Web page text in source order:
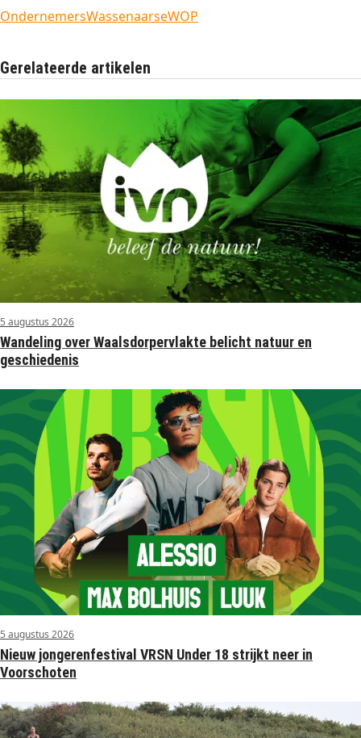
OndernemersWassenaarseWOP
Gerelateerde artikelen
5 augustus 2026
Wandeling over Waalsdorpervlakte belicht natuur en
geschiedenis
5 augustus 2026
Nieuw jongerenfestival VRSN Under 18 strijkt neer in
Voorschoten